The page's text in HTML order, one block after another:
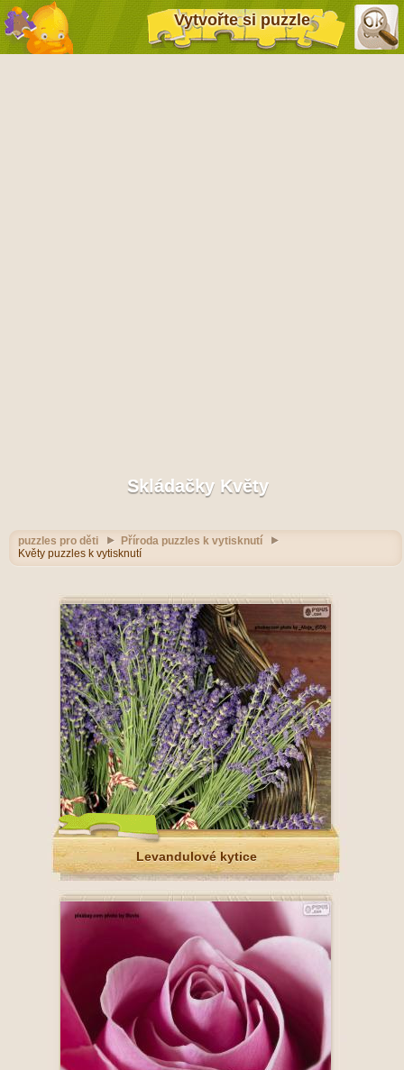
Vytvořte si puzzle
Skládačky Květy
puzzles pro děti
Příroda puzzles k vytisknutí
Květy puzzles k vytisknutí
Levandulové kytice